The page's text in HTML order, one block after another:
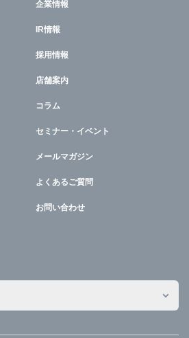
企業情報
IR情報
採用情報
店舗案内
コラム
セミナー・イベント
メールマガジン
よくあるご質問
お問い合わせ